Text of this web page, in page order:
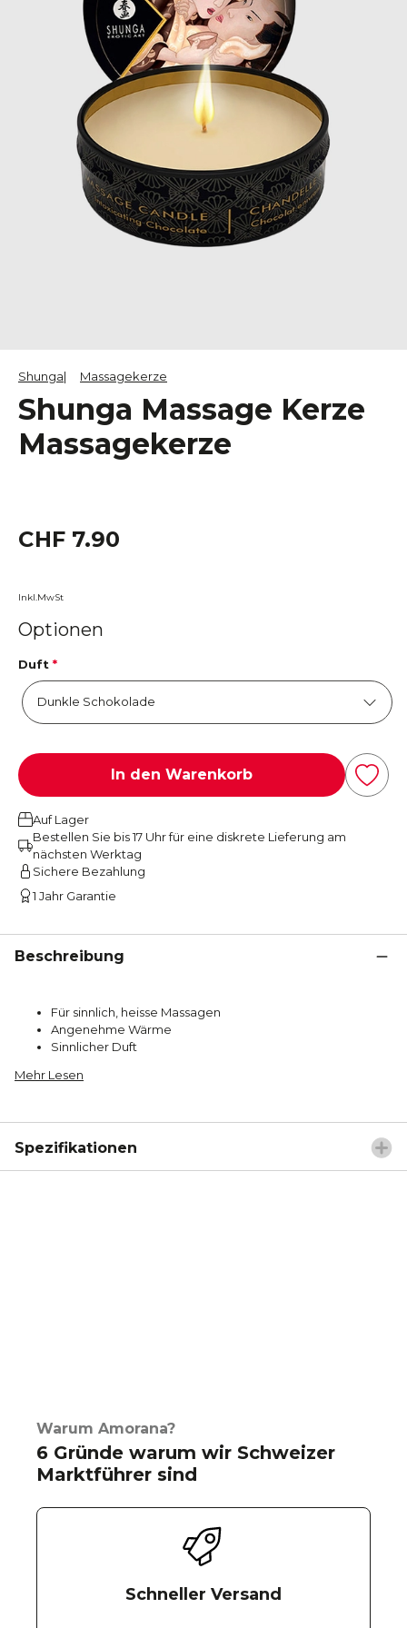
Shunga Massagekerze
Shunga Massage Kerze
Massagekerze
CHF 7.90
Inkl.MwSt
Optionen
Duft *
In den Warenkorb
Auf Lager
Bestellen Sie bis 17 Uhr für eine diskrete Lieferung am
nächsten Werktag
Sichere Bezahlung
1 Jahr Garantie
Beschreibung
Für sinnlich, heisse Massagen
Angenehme Wärme
Sinnlicher Duft
Mehr Lesen
Spezifikationen
Warum Amorana?
6 Gründe warum wir Schweizer
Marktführer sind
Schneller Versand